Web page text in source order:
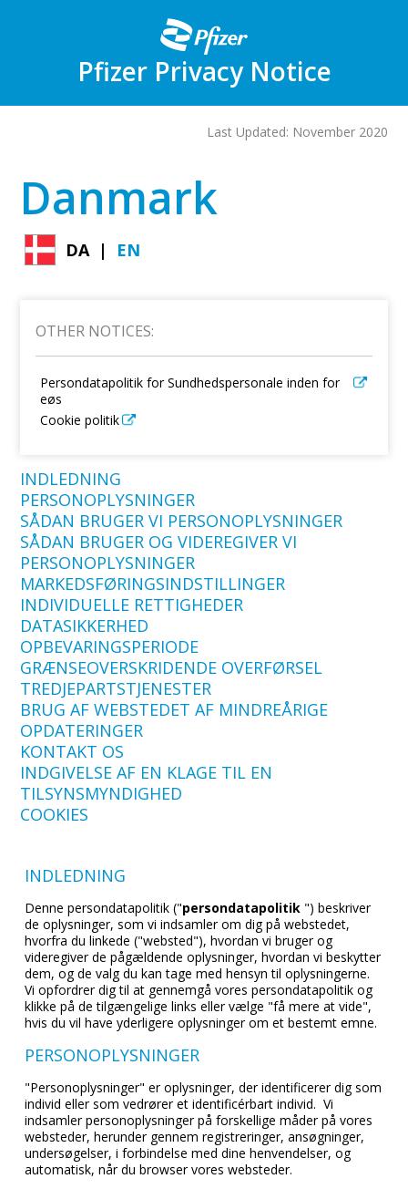
Pfizer Privacy Notice
Last Updated: November 2020
Danmark
DA EN
OTHER NOTICES:
Persondatapolitik for Sundhedspersonale inden for
eøs
Cookie politik
INDLEDNING
PERSONOPLYSNINGER
SÅDAN BRUGER VI PERSONOPLYSNINGER
SÅDAN BRUGER OG VIDEREGIVER VI
PERSONOPLYSNINGER
MARKEDSFØRINGSINDSTILLINGER
INDIVIDUELLE RETTIGHEDER
DATASIKKERHED
OPBEVARINGSPERIODE
GRÆNSEOVERSKRIDENDE OVERFØRSEL
TREDJEPARTSTJENESTER
BRUG AF WEBSTEDET AF MINDREÅRIGE
OPDATERINGER
KONTAKT OS
INDGIVELSE AF EN KLAGE TIL EN
TILSYNSMYNDIGHED
COOKIES
INDLEDNING
Denne persondatapolitik ("persondatapolitik ") beskriver
de oplysninger, som vi indsamler om dig på webstedet,
hvorfra du linkede ("websted"), hvordan vi bruger og
videregiver de pågældende oplysninger, hvordan vi beskytter
dem, og de valg du kan tage med hensyn til oplysningerne.
Vi opfordrer dig til at gennemgå vores persondatapolitik og
klikke på de tilgængelige links eller vælge "få mere at vide",
hvis du vil have yderligere oplysninger om et bestemt emne.
PERSONOPLYSNINGER
"Personoplysninger" er oplysninger, der identificerer dig som
individ eller som vedrører et identificérbart individ. Vi
indsamler personoplysninger på forskellige måder på vores
websteder, herunder gennem registreringer, ansøgninger,
undersøgelser, i forbindelse med dine henvendelser, og
automatisk, når du browser vores websteder.